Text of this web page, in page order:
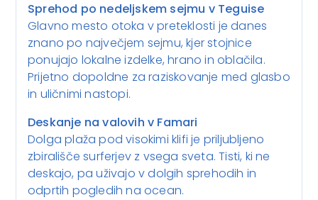
Sprehod po nedeljskem sejmu v Teguise
Glavno mesto otoka v preteklosti je danes
znano po največjem sejmu, kjer stojnice
ponujajo lokalne izdelke, hrano in oblačila.
Prijetno dopoldne za raziskovanje med glasbo
in uličnimi nastopi.
Deskanje na valovih v Famari
Dolga plaža pod visokimi klifi je priljubljeno
zbirališče surferjev z vsega sveta. Tisti, ki ne
deskajo, pa uživajo v dolgih sprehodih in
odprtih pogledih na ocean.